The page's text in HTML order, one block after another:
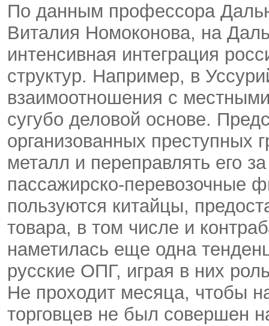
По данным профессора
Виталия Номоконова, на
интенсивная интеграция
структур. Например, в
взаимоотношения с
сугубо деловой основе.
организованных преступных
металл и переправлять его
пассажирско-перевозочные
пользуются китайцы,
товара, в том числе и
наметилась еще одна
русские ОПГ, играя в них
Не проходит месяца, чтобы
торговцев не был совершен